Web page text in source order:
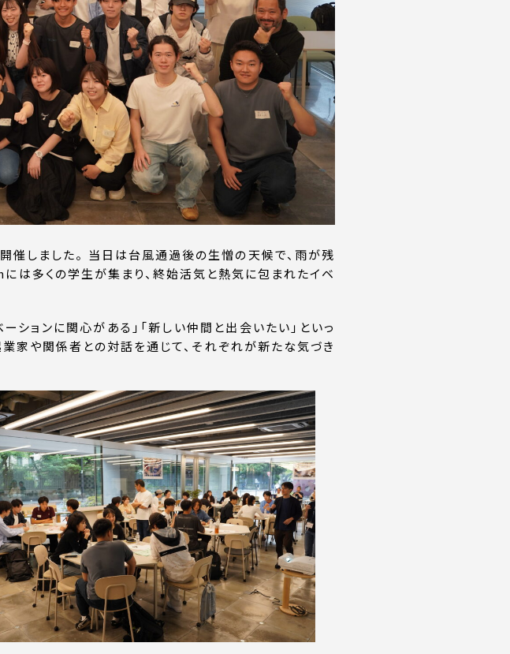
しました。 当日は台風通過後の生憎の天候で、雨が残
は多くの学生が集まり、終始活気と熱気に包まれたイベ
ションに関心がある」「新しい仲間と出会いたい」といっ
家や関係者との対話を通じて、それぞれが新たな気づき